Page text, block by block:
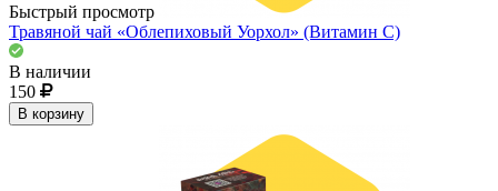
Быстрый просмотр
Травяной чай «Облепиховый Уорхол» (Витамин С)
В наличии
150
В корзину